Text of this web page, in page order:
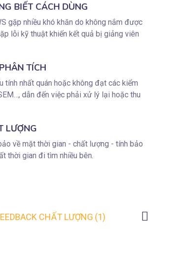
BIẾT CÁCH DÙNG
gặp nhiều khó khăn do không nắm được
lỗi kỹ thuật khiến kết quả bị giảng viên
TÍCH
tính nhất quán hoặc không đạt các kiểm
dẫn đến việc phải xử lý lại hoặc thu
LƯỢNG
về mặt thời gian - chất lượng - tính bảo
thời gian đi tìm nhiều bên.